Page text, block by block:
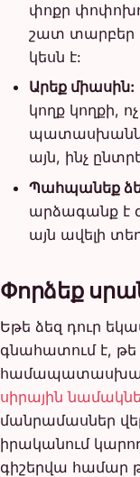
փոքր
շատ տարբեր
կեսն է:
Արեք միասին:
կողք կողքի,
այն, ինչ
Պահպանեք
արձագանք է
այն ավելի
Փորձեք
Եթե ձեզ դուր
գնահատում է, թե
սիրային
մանրամասներ
իրականում
գիշերվա համար